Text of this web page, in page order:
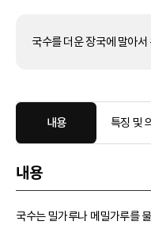
국수를 더운 장국에 말아
내용 특징 및
내용
국수는 밀가루나 메밀가루를